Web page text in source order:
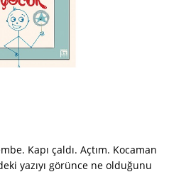
Kapı çaldı. Açtım. Kocaman
yazıyı görünce ne olduğunu